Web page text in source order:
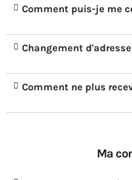
Comment puis-je me
Changement
Comment ne plus
Ma